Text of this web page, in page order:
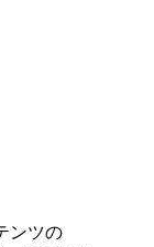
ンツの